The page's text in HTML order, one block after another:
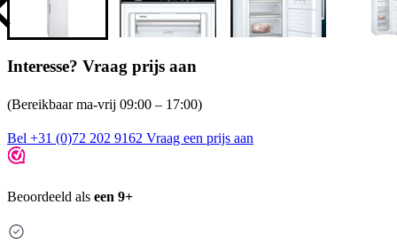
Interesse? Vraag prijs aan
(Bereikbaar ma-vrij 09:00 – 17:00)
Bel +31 (0)72 202 9162 Vraag een prijs aan
Beoordeeld als een 9+